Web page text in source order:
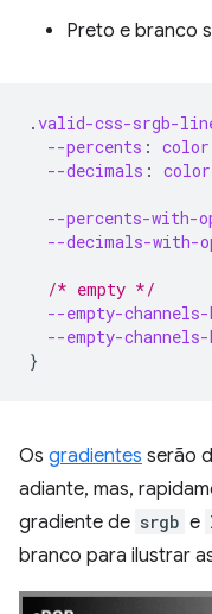
Preto e branco
.valid-css-srgb-
--percents : color
--decimals : color
--percents-with-
--decimals-with-
/* empty */
--empty-
--empty-
}
Os gradientes serão
adiante, mas,
gradiente de srgb e
branco para ilustrar